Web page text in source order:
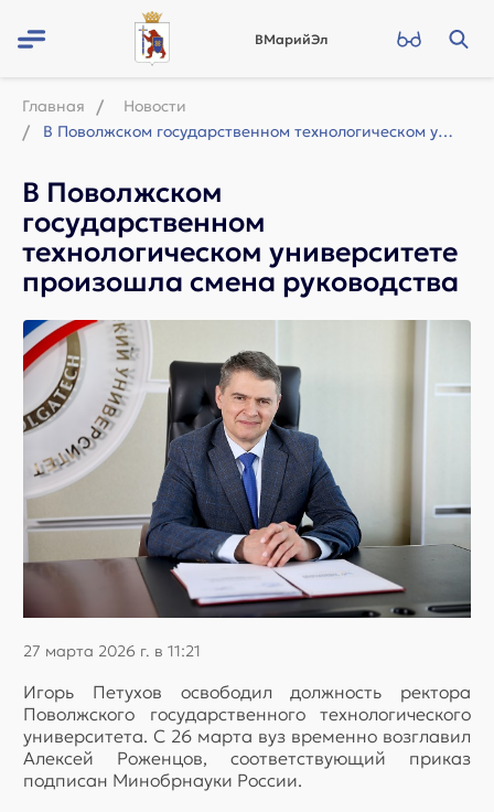
ВМарийЭл
Главная
Новости
В Поволжском государственном технологическом университете произошла смена руково...
В Поволжском
государственном
технологическом университете
произошла смена руководства
27 марта 2026 г. в 11:21
Игорь Петухов освободил должность ректора
Поволжского государственного технологического
университета. С 26 марта вуз временно возглавил
Алексей Роженцов, соответствующий приказ
подписан Минобрнауки России.